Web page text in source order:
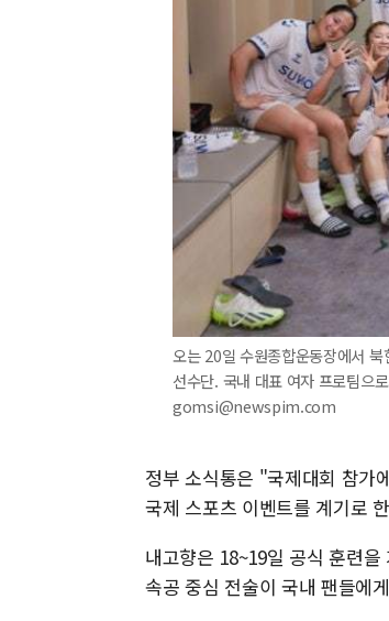
오는 20일 수원종합운동장에서
선수단. 국내 대표 여자 프로팀으
gomsi@newspim.com
정부 소식통은 "국제대회 참가
국제 스포츠 이벤트를 계기로
내고향은 18~19일 공식 훈련
속공 중심 전술이 국내 팬들에